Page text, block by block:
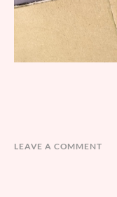
LEAVE A COMMENT